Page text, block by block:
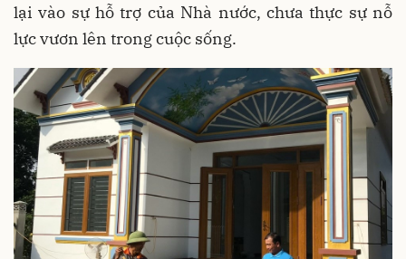
lại vào sự hỗ trợ của Nhà nước, chưa thực sự nỗ
lực vươn lên trong cuộc sống.